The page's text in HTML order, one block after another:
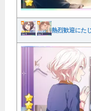
熱烈歓迎にた